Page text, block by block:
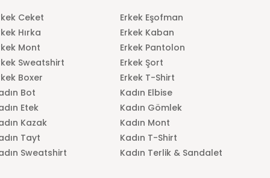
Ceket
Erkek Eşofman
Hırka
Erkek Kaban
Mont
Erkek Pantolon
Sweatshirt
Erkek Şort
Boxer
Erkek T-Shirt
Bot
Kadın Elbise
Etek
Kadın Gömlek
Kazak
Kadın Mont
Tayt
Kadın T-Shirt
Sweatshirt Kadın Terlik & Sandalet